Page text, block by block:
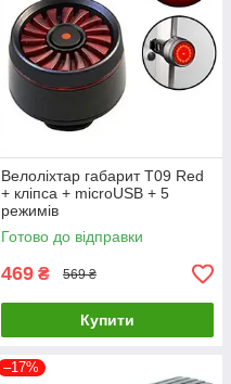
Велоліхтар габарит T09 Red
+ кліпса + microUSB + 5
режимів
Готово до відправки
469 ₴ 569 ₴
Купити
–17%